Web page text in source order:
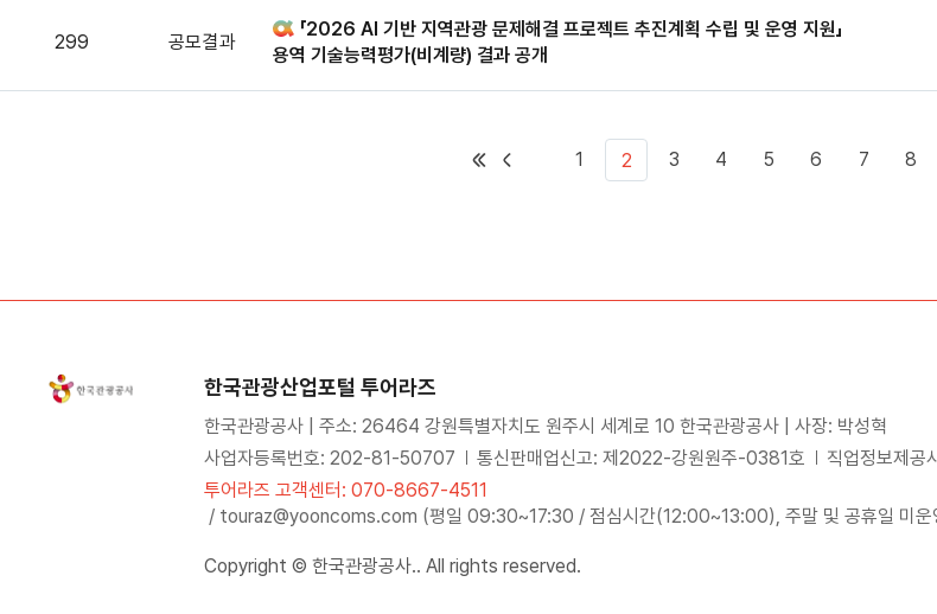
299 공모결과
「2026 AI 기반 지역관광 문제해결 프로젝트 추진계획 수립 및 운영 지원」
용역 기술능력평가(비계량) 결과 공개
1 2 3 4 5 6 7 8
한국관광산업포털 투어라즈
한국관광공사 | 주소: 26464 강원특별자치도 원주시 세계로 10 한국관광공사 | 사장: 박성혁
사업자등록번호: 202-81-50707
통신판매업신고: 제2022-강원원주-0381호
직업정보제
투어라즈 고객센터: 070-8667-4511
/ touraz@yooncoms.com (평일 09:30~17:30 / 점심시간(12:00~13:00), 주말 및 공휴일 미운
Copyright © 한국관광공사.. All rights reserved.